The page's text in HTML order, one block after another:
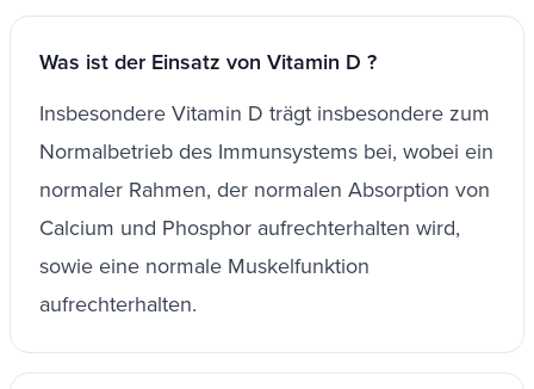
Was ist der Einsatz von Vitamin D ?
Insbesondere Vitamin D trägt insbesondere zum
Normalbetrieb des Immunsystems bei, wobei ein
normaler Rahmen, der normalen Absorption von
Calcium und Phosphor aufrechterhalten wird,
sowie eine normale Muskelfunktion
aufrechterhalten.